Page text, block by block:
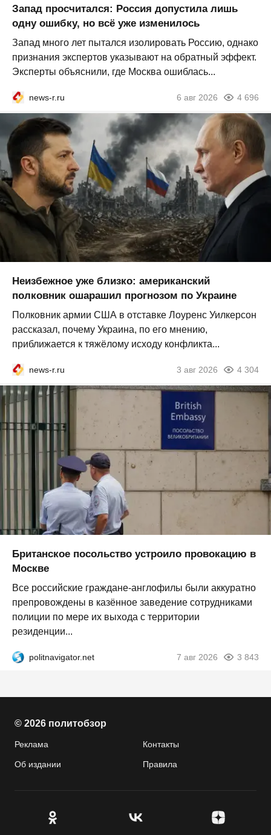
Запад просчитался: Россия допустила лишь
одну ошибку, но всё уже изменилось
Запад много лет пытался изолировать Россию, однако
признания экспертов указывают на обратный эффект.
Эксперты объяснили, где Москва ошиблась...
news-r.ru 6 авг 2026 4 696
Неизбежное уже близко: американский
полковник ошарашил прогнозом по Украине
Полковник армии США в отставке Лоуренс Уилкерсон
рассказал, почему Украина, по его мнению,
приближается к тяжёлому исходу конфликта...
news-r.ru 3 авг 2026 4 304
Британское посольство устроило провокацию в
Москве
Все российские граждане-англофилы были аккуратно
препровождены в казённое заведение сотрудниками
полиции по мере их выхода с территории
резиденции...
politnavigator.net 7 авг 2026 3 843
© 2026 политобзор
Реклама Контакты
Об издании Правила